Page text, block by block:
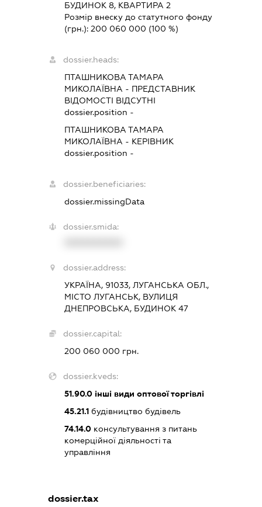
БУДИНОК 8, КВАРТИРА 2
Розмір внеску до статутного фонду
(грн.): 200 060 000 (100 %)
dossier.heads:
ПТАШНИКОВА ТАМАРА
МИКОЛАЇВНА - ПРЕДСТАВНИК
ВІДОМОСТІ ВІДСУТНІ
dossier.position -
ПТАШНИКОВА ТАМАРА
МИКОЛАЇВНА - КЕРІВНИК
dossier.position -
dossier.beneficiaries:
dossier.missingData
dossier.smida:
dossier.address:
УКРАЇНА, 91033, ЛУГАНСЬКА ОБЛ.,
МІСТО ЛУГАНСЬК, ВУЛИЦЯ
ДНЕПРОВСЬКА, БУДИНОК 47
dossier.capital:
200 060 000 грн.
dossier.kveds:
51.90.0інші види оптової торгівлі
45.21.1будівництво будівель
74.14.0консультування з питань
комерційної діяльності та
управління
dossier.tax